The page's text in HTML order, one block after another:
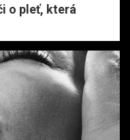
o pleť, která